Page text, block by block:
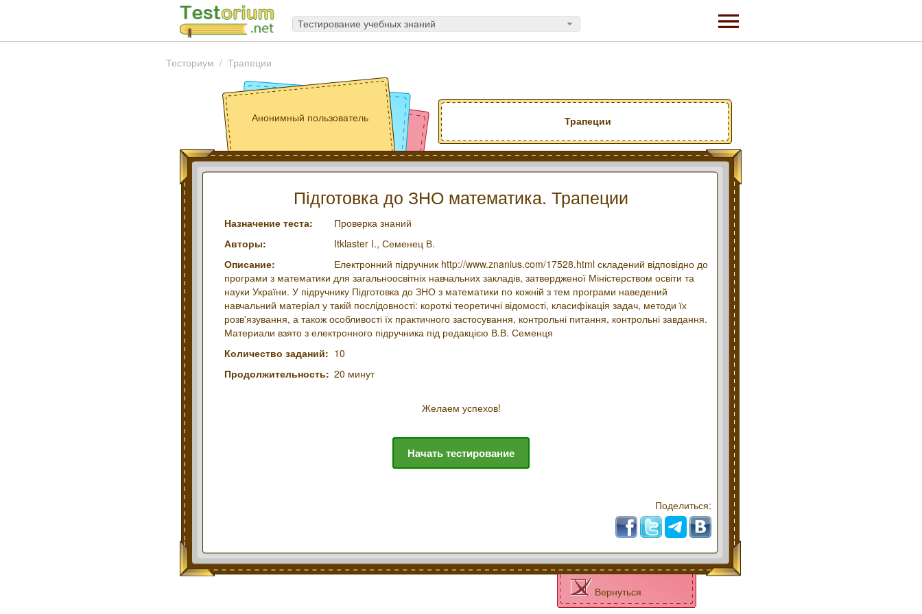
Тестирование учебных знаний
Тесториум Трапеции
Трапеции
Анонимный пользователь
Підготовка до ЗНО математика. Трапеции
Назначение теста:
Проверка знаний
Авторы:
Itklaster I., Семенец В.
Описание:
Електронний підручник http://www.znanius.com/17528.html складений відповідно до
програми з математики для загальноосвітніх навчальних закладів, затвердженої Міністерством освіти та
науки України. У підручнику Підготовка до ЗНО з математики по кожній з тем програми наведений
навчальний матеріал у такій послідовності: короткі теоретичні відомості, класифікація задач, методи їх
розв'язування, а також особливості їх практичного застосування, контрольні питання, контрольні завдання.
Материали взято з електронного підручника під редакцією В.В. Семенця
Количество заданий: 10
Продолжительность: 20 минут
Желаем успехов!
Начать тестирование
Поделиться:
Вернуться